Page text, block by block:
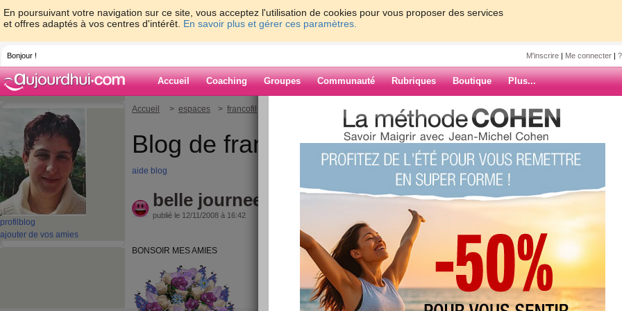
En poursuivant votre navigation sur ce site, vous acceptez l'utilisation de cookies pour vous proposer des services
et offres adaptés à vos centres d'intérêt. En savoir plus et gérer ces paramètres.
Bonjour ! M'inscrire | Me connecter |
Accueil Coaching Groupes Communauté Rubriques Boutique Plus...
profil blog
ajouter de vos amies
Accueil > espaces > francofil
Blog de francofil
aide blog
belle journee
publié le 12/11/2008 à 16:42
BONSOIR MES AMIES
ARCHIVES